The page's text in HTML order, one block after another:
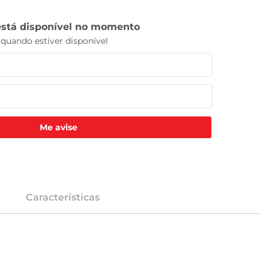
Me avise
Características